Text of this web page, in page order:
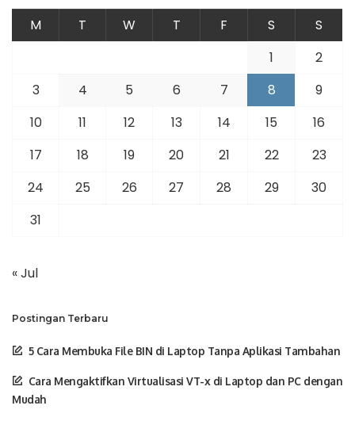
M T W T F S
S
1
2
3
4 5 6 7 8
9
10
11 12 13 14 15
16
17
18 19 20 21 22
23
24
25 26 27 28 29
30
31
« Jul
Postingan Terbaru
5 Cara Membuka File BIN di Laptop Tanpa Aplikasi Tambahan
Cara Mengaktifkan Virtualisasi VT-x di Laptop dan PC dengan
Mudah